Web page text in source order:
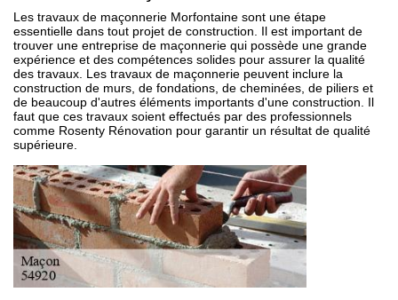
Les travaux de maçonnerie Morfontaine sont une étape
essentielle dans tout projet de construction. Il est important de
trouver une entreprise de maçonnerie qui possède une grande
expérience et des compétences solides pour assurer la qualité
des travaux. Les travaux de maçonnerie peuvent inclure la
construction de murs, de fondations, de cheminées, de piliers et
de beaucoup d'autres éléments importants d'une construction. Il
faut que ces travaux soient effectués par des professionnels
comme Rosenty Rénovation pour garantir un résultat de qualité
supérieure.